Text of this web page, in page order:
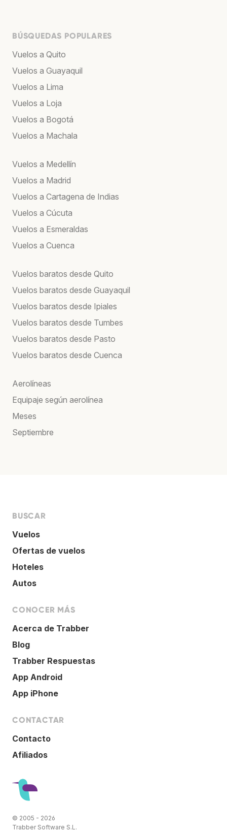
BÚSQUEDAS POPULARES
Vuelos a Quito
Vuelos a Guayaquil
Vuelos a Lima
Vuelos a Loja
Vuelos a Bogotá
Vuelos a Machala
Vuelos a Medellín
Vuelos a Madrid
Vuelos a Cartagena de Indias
Vuelos a Cúcuta
Vuelos a Esmeraldas
Vuelos a Cuenca
Vuelos baratos desde Quito
Vuelos baratos desde Guayaquil
Vuelos baratos desde Ipiales
Vuelos baratos desde Tumbes
Vuelos baratos desde Pasto
Vuelos baratos desde Cuenca
Aerolíneas
Equipaje según aerolínea
Meses
Septiembre
BUSCAR
Vuelos
Ofertas de vuelos
Hoteles
Autos
CONOCER MÁS
Acerca de Trabber
Blog
Trabber Respuestas
App Android
App iPhone
CONTACTAR
Contacto
Afiliados
© 2005 - 2026
Trabber Software S.L.